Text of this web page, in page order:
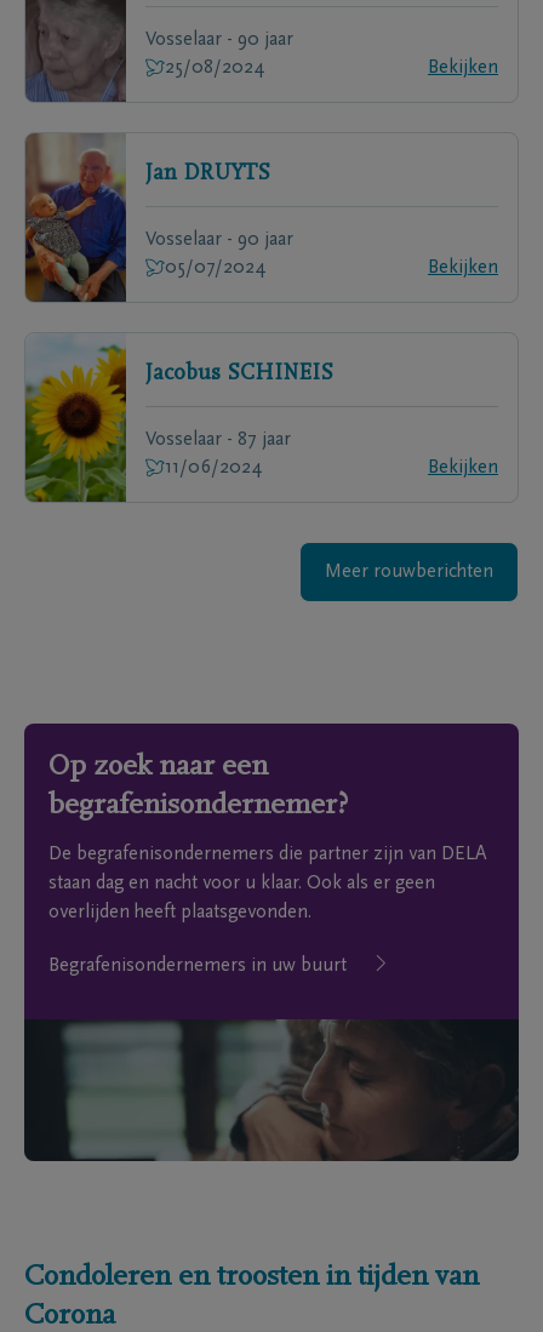
Vosselaar - 90 jaar
25/08/2024
Bekijken
Jan DRUYTS
Vosselaar - 90 jaar
05/07/2024
Bekijken
Jacobus SCHINEIS
Vosselaar - 87 jaar
11/06/2024
Bekijken
Meer rouwberichten
Op zoek naar een
begrafenisondernemer?
De begrafenisondernemers die partner zijn van DELA
staan dag en nacht voor u klaar. Ook als er geen
overlijden heeft plaatsgevonden.
Begrafenisondernemers in uw buurt
Condoleren en troosten in tijden van
Corona